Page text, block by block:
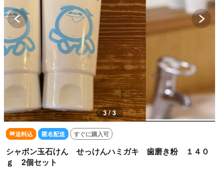
3 / 3
送料込 匿名配送 すぐに購入可
シャボン玉石けん せっけんハミガキ 歯磨き粉 １４０
ｇ 2個セット